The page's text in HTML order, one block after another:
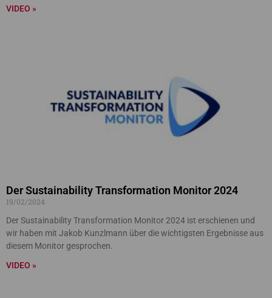
VIDEO »
Der Sustainability Transformation Monitor 2024
19/02/2024
Der Sustainability Transformation Monitor 2024 ist erschienen und
wir haben mit Jakob Kunzlmann über die wichtigsten Ergebnisse aus
diesem Monitor gesprochen.
VIDEO »